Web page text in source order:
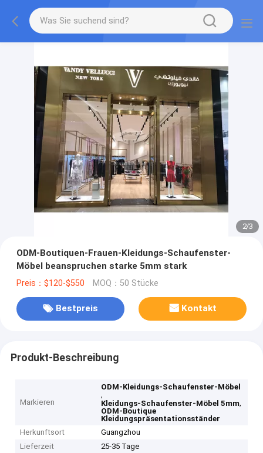
2/3
ODM-Boutiquen-Frauen-Kleidungs-Schaufenster-
Möbel beanspruchen starke 5mm stark
Preis：$120-$550 MOQ：50 Stücke
Bestpreis Kontakt
Produkt-Beschreibung
Markieren
ODM-Kleidungs-Schaufenster-Möbel
,
Kleidungs-Schaufenster-Möbel 5mm,
ODM-Boutique
Kleidungspräsentationsständer
Herkunftsort
Guangzhou
Lieferzeit
25-35 Tage